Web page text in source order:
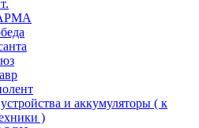
и аккумуляторы ( к
)